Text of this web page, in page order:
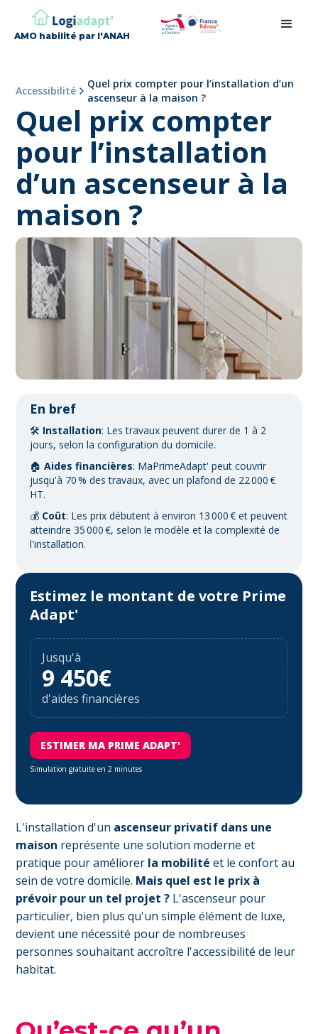
AMO habilité par l'ANAH
Accessibilité
Quel prix compter pour l’installation d’un
ascenseur à la maison ?
Quel prix compter
pour l’installation
d’un ascenseur à la
maison ?
En bref
🛠️ Installation: Les travaux peuvent durer de 1 à 2
jours, selon la configuration du domicile.
🏠Aides financières: MaPrimeAdapt' peut couvrir
jusqu'à 70 % des travaux, avec un plafond de 22 000 €
HT.
💰 Coût: Les prix débutent à environ 13 000 € et peuvent
atteindre 35 000 €, selon le modèle et la complexité de
l'installation.
Estimez le montant de votre Prime
Adapt'
Jusqu'à
9 450€
d'aides financières
ESTIMER MA PRIME ADAPT'
Simulation gratuite en 2 minutes
L'installation d'un ascenseur privatif dans une
maison représente une solution moderne et
pratique pour améliorer la mobilitéet le confort au
sein de votre domicile. Mais quel est le prix à
prévoir pour un tel projet ? L'ascenseur pour
particulier, bien plus qu'un simple élément de luxe,
devient une nécessité pour de nombreuses
personnes souhaitant accroître l'accessibilité de leur
habitat.